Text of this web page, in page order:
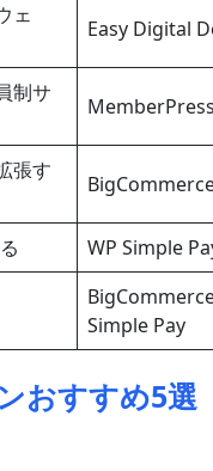
ェ
Easy Digital
制サ
MemberPress
張す
WP Simple
Simple Pay
おすすめ5選